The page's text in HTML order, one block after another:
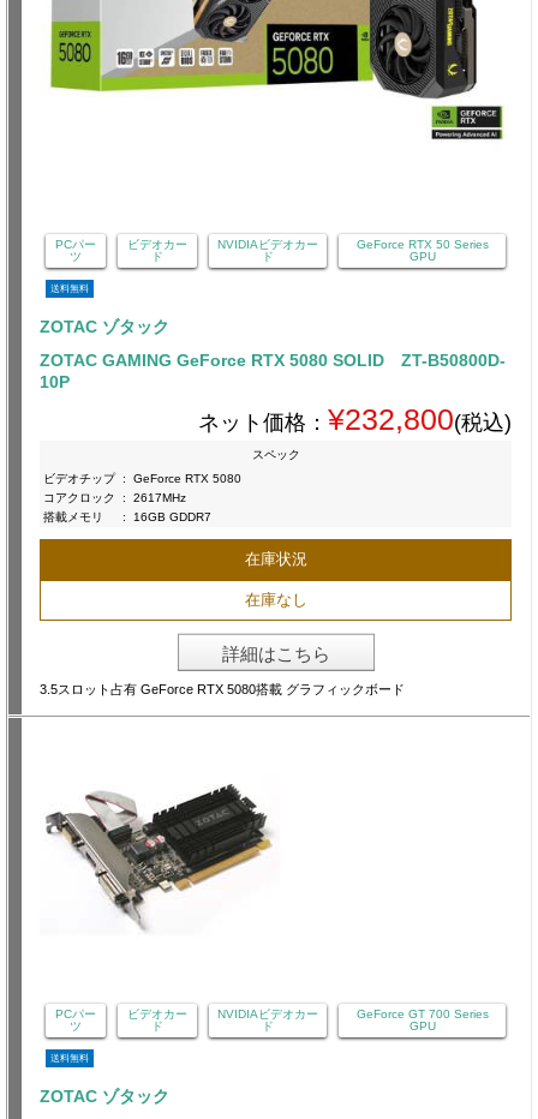
PCパー
ツ
ビデオカー
ド
NVIDIAビデオカー
ド
GeForce RTX 50 Series
GPU
送料無料
ZOTAC ゾタック
ZOTAC GAMING GeForce RTX 5080 SOLID ZT-B50800D-
10P
ネット価格： ¥232,800(税込)
スペック
ビデオチップ :
GeForce RTX 5080
コアクロック
:
2617MHz
搭載メモリ
: 16GB GDDR7
在庫状況
在庫なし
詳細はこちら
3.5スロット占有 GeForce RTX 5080搭載 グラフィックボード
PCパー
ツ
ビデオカー
ド
NVIDIAビデオカー
ド
GeForce GT 700 Series
GPU
送料無料
ZOTAC ゾタック